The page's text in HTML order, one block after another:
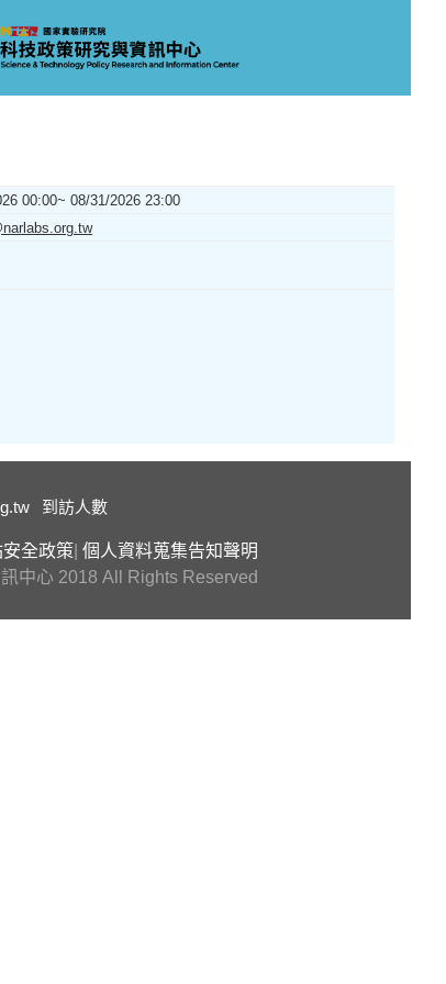
00:00~ 08/31/2026 23:00
到訪人數
全政策 個人資料蒐集告知聲明
中心 2018 All Rights Reserved